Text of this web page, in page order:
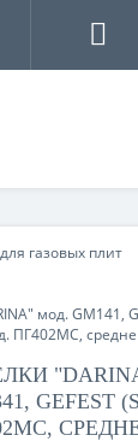
газовых плит
GEFEST